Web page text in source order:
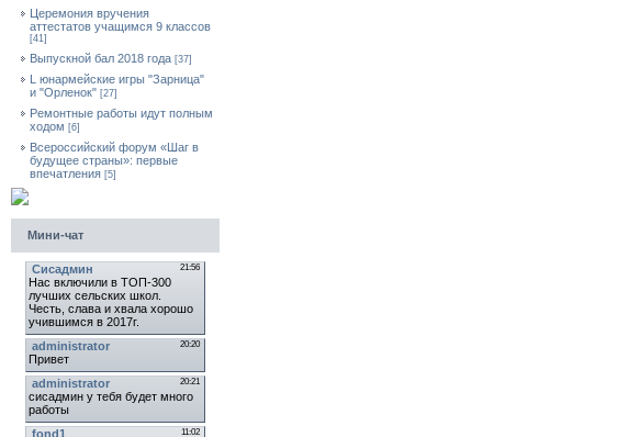
Церемония вручения
аттестатов учащимся 9 классов
[41]
Выпускной бал 2018 года [37]
L юнармейские игры "Зарница"
и "Орленок" [27]
Ремонтные работы идут полным
ходом [6]
Всероссийский форум «Шаг в
будущее страны»: первые
впечатления [5]
Мини-чат